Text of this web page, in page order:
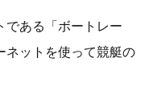
である「ボートレー
ネットを使って競艇の